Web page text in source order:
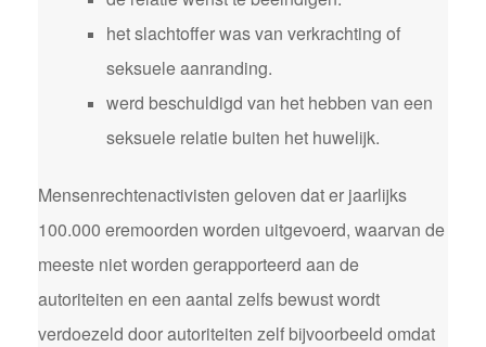
het slachtoffer was van verkrachting of
seksuele aanranding.
werd beschuldigd van het hebben van een
seksuele relatie buiten het huwelijk.
Mensenrechtenactivisten geloven dat er jaarlijks
100.000 eremoorden worden uitgevoerd, waarvan de
meeste niet worden gerapporteerd aan de
autoriteiten en een aantal zelfs bewust wordt
verdoezeld door autoriteiten zelf bijvoorbeeld omdat